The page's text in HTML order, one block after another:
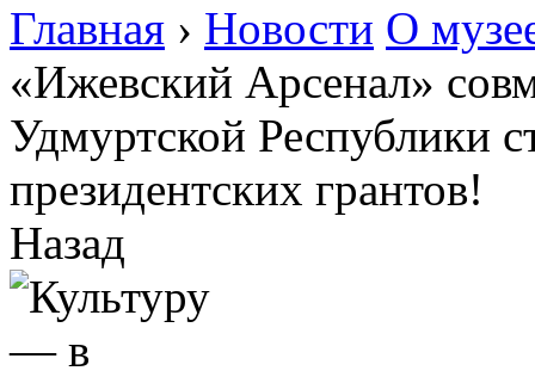
Главная › Новости О
«Ижевский Арсенал»
Удмуртской Республики
президентских грантов!
Назад